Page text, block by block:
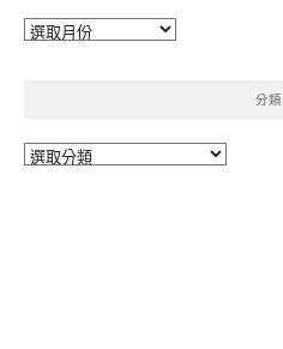
彙
分類
分